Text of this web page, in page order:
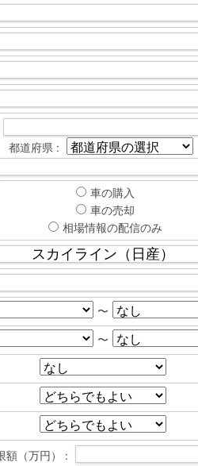
都道府県 :
車の購入
車の売却
相場情報の配信のみ
〜
〜
額（万円） :